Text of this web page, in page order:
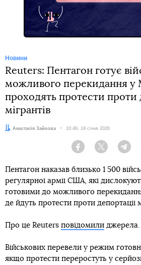
Новини
Reuters: Пентагон готує
можливого перекидання у
проходять протести проти
мігрантів
Автор:
Анастасія Зайкова Дата:
10:49, 19 січня 2026
Facebook Twitter
Пентагон наказав близько 1 500
регулярної армії США, які
готовими до можливого
де йдуть протести проти депортації
Про це Reuters повідомили джерела.
Військових перевели у режим
якщо протести переростуть у